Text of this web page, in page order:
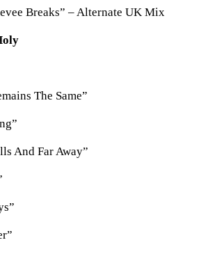
Breaks” – Alternate UK Mix
The Same”
And Far Away”